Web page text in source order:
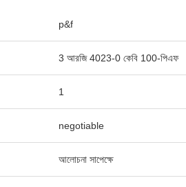
p&f
3 আরজি 4023-0 কেবি 100-পিএফ
1
negotiable
আলোচনা সাপেক্ষে